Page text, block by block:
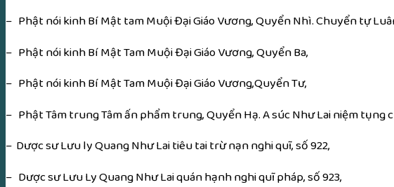
– Phật nói kinh Bí Mật tam Muội Đại Giáo Vương, Quyển Nhì. Chuyển tự
– Phật nói kinh Bí Mật Tam Muội Đại Giáo Vương, Quyển Ba,
– Phật nói kinh Bí Mật Tam Muội Đại Giáo Vương,Quyển Tư,
– Phật Tâm trung Tâm ấn phẩm trung, Quyển Hạ. A súc Như Lai niệm tụng
– Dược sư Lưu ly Quang Như Lai tiêu tai trừ nạn nghi quĩ, số 922,
– Dược sư Lưu Ly Quang Như Lai quán hạnh nghi quĩ pháp, số 923,